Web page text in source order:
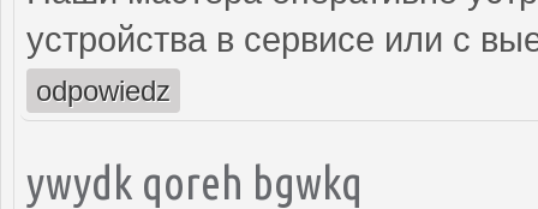
устройства в сервисе или с
odpowiedz
ywydk qoreh bgwkq